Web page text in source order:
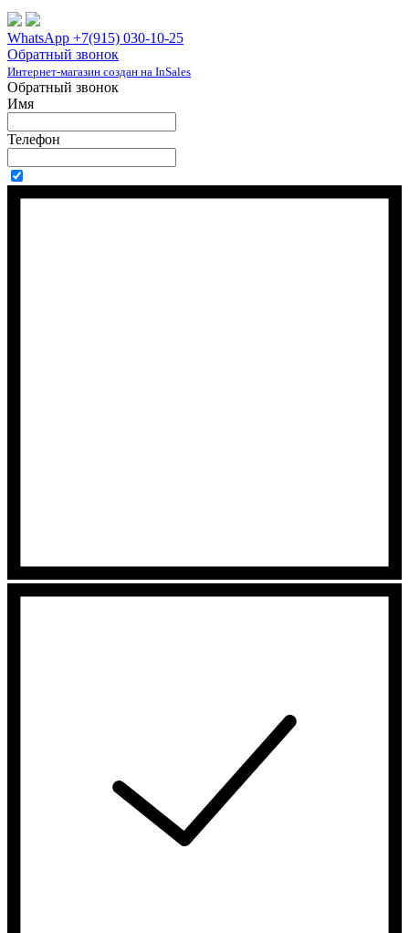
WhatsApp +7(915) 030-10-25
Обратный звонок
Интернет-магазин создан на InSales
Обратный звонок
Имя
Телефон